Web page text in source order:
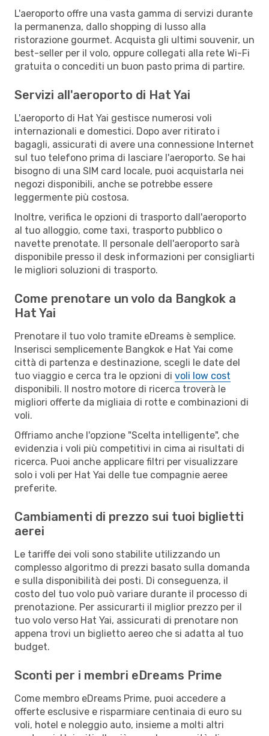
L'aeroporto offre una vasta gamma di servizi durante
la permanenza, dallo shopping di lusso alla
ristorazione gourmet. Acquista gli ultimi souvenir, un
best-seller per il volo, oppure collegati alla rete Wi-Fi
gratuita o concediti un buon pasto prima di partire.
Servizi all'aeroporto di Hat Yai
L'aeroporto di Hat Yai gestisce numerosi voli
internazionali e domestici. Dopo aver ritirato i
bagagli, assicurati di avere una connessione Internet
sul tuo telefono prima di lasciare l'aeroporto. Se hai
bisogno di una SIM card locale, puoi acquistarla nei
negozi disponibili, anche se potrebbe essere
leggermente più costosa.
Inoltre, verifica le opzioni di trasporto dall'aeroporto
al tuo alloggio, come taxi, trasporto pubblico o
navette prenotate. Il personale dell'aeroporto sarà
disponibile presso il desk informazioni per consigliarti
le migliori soluzioni di trasporto.
Come prenotare un volo da Bangkok a
Hat Yai
Prenotare il tuo volo tramite eDreams è semplice.
Inserisci semplicemente Bangkok e Hat Yai come
città di partenza e destinazione, scegli le date del
tuo viaggio e cerca tra le opzioni di voli low cost
disponibili. Il nostro motore di ricerca troverà le
migliori offerte da migliaia di rotte e combinazioni di
voli.
Offriamo anche l'opzione "Scelta intelligente", che
evidenzia i voli più competitivi in cima ai risultati di
ricerca. Puoi anche applicare filtri per visualizzare
solo i voli per Hat Yai delle tue compagnie aeree
preferite.
Cambiamenti di prezzo sui tuoi biglietti
aerei
Le tariffe dei voli sono stabilite utilizzando un
complesso algoritmo di prezzi basato sulla domanda
e sulla disponibilità dei posti. Di conseguenza, il
costo del tuo volo può variare durante il processo di
prenotazione. Per assicurarti il miglior prezzo per il
tuo volo verso Hat Yai, assicurati di prenotare non
appena trovi un biglietto aereo che si adatta al tuo
budget.
Sconti per i membri eDreams Prime
Come membro eDreams Prime, puoi accedere a
offerte esclusive e risparmiare centinaia di euro su
voli, hotel e noleggio auto, insieme a molti altri